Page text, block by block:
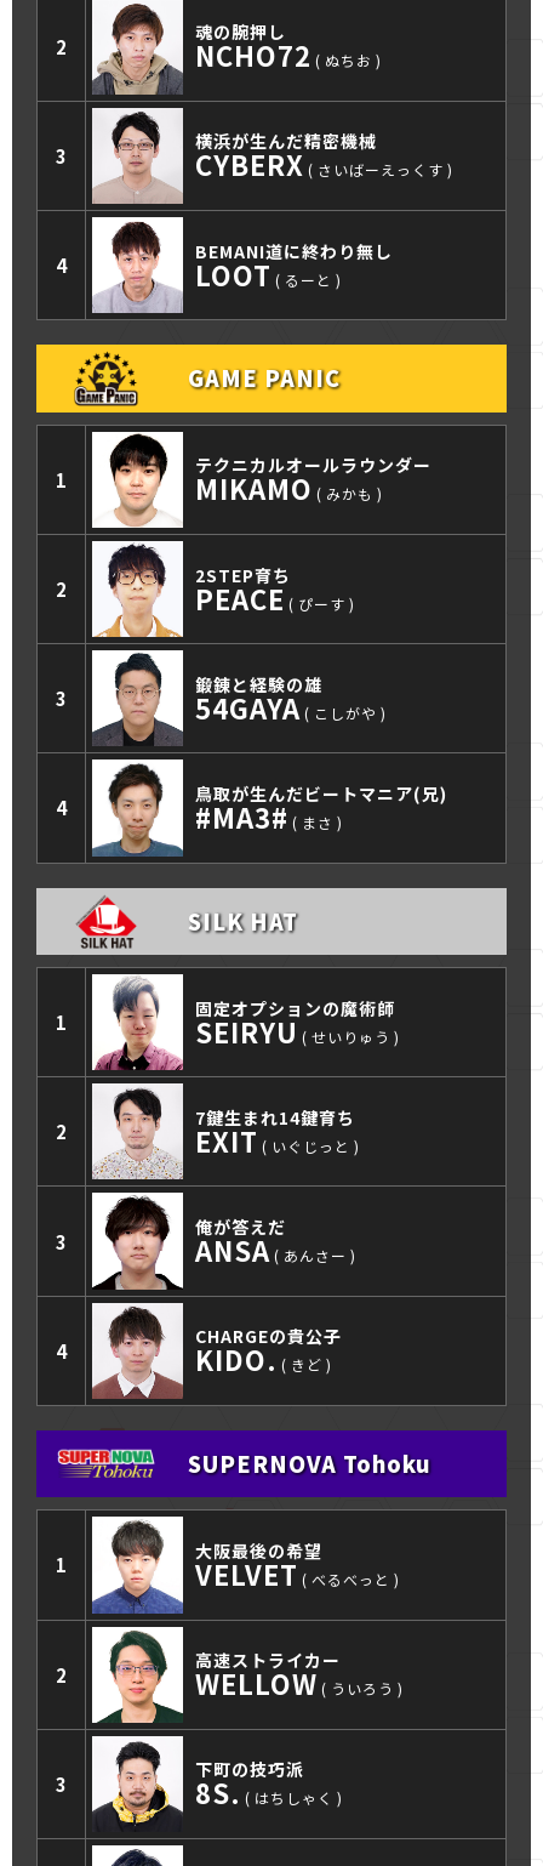
2
魂の腕押し
NCHO72 ぬちお
3
横浜が生んだ精密機械
CYBERX さいばーえっくす
4
BEMANI道に終わり無し
LOOT るーと
GAME PANIC
1
テクニカルオールラウンダー
MIKAMO みかも
2
2STEP育ち
PEACE ぴーす
3
鍛錬と経験の雄
54GAYA こしがや
4
鳥取が生んだビートマニア(兄)
#MA3# まさ
SILK HAT
1
固定オプションの魔術師
SEIRYU せいりゅう
2
7鍵生まれ14鍵育ち
EXIT いぐじっと
3
俺が答えだ
ANSA あんさー
4
CHARGEの貴公子
KIDO. きど
SUPERNOVA Tohoku
1
大阪最後の希望
VELVET べるべっと
2
高速ストライカー
WELLOW ういろう
3
下町の技巧派
8S. はちしゃく